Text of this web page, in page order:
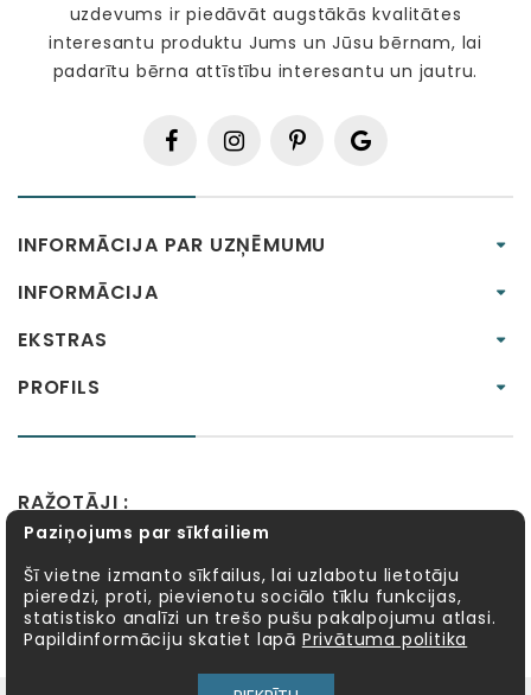
uzdevums ir piedāvāt augstākās kvalitātes
interesantu produktu Jums un Jūsu bērnam, lai
padarītu bērna attīstību interesantu un jautru.
INFORMĀCIJA PAR UZŅĒMUMU
INFORMĀCIJA
EKSTRAS
PROFILS
RAŽOTĀJI :
Alexander Toys APLI kids
Fat Brain Toys
Goula KOSMOS
Lucy&Leo
Meadow Kids
MELI MillaMinis
Mindware
Möbi
PlayGo Quercetti Sentosphère
Paziņojums par sīkfailiem
Šī vietne izmanto sīkfailus, lai uzlabotu lietotāju
pieredzi, proti, pievienotu sociālo tīklu funkcijas,
statistisko analīzi un trešo pušu pakalpojumu atlasi.
Papildinformāciju skatiet lapā Privātuma politika